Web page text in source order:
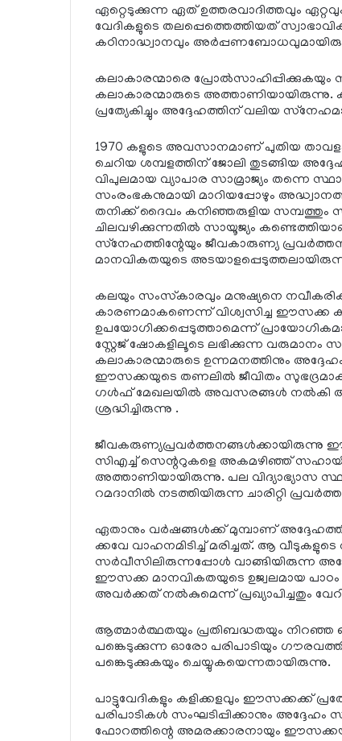
ഏറ്റെടുക്കുന്ന ഏത് ഉത്തരവാദിത്തവും
വേദികളുടെ തലപ്പെത്തെത്തിയത്
കഠിനാദ്ധ്വാനവും
കലാകാരന്മാരെ പ്രോല്‍സാഹിപ്പിക്കുകയും
കലാകാരന്മാരുടെ അത്താണിയായിരുന്നു.
പ്രത്യേകിച്ചും അദ്ദേഹത്തിന് വലിയ
1970 കളുടെ അവസാനമാണ് പുതിയ
ചെറിയ ശമ്പളത്തിന് ജോലി തുടങ്ങിയ
വിപുലമായ വ്യാപാര സാമ്രാജ്യം തന്നെ
സംരംഭകനുമായി മാറിയപ്പോഴും
തനിക്ക് ദൈവം കനിഞ്ഞരുളിയ സമ്പത്തും
ചിലവഴിക്കുന്നതില്‍ സായൂജ്യം
സ്‌നേഹത്തിന്റേയും ജീവകാരുണ്യ
മാനവികതയുടെ
കലയും സംസ്‌കാരവും മനുഷ്യനെ
കാരണമാകണെന്ന് വിശ്വസിച്ച ഈസക്ക
ഉപയോഗിക്കപ്പെടുത്താമെന്ന്
സ്റ്റേജ് ഷോകളിലൂടെ ലഭിക്കുന്ന
കലാകാരന്മാരുടെ ഉന്നമനത്തിനും
ഈസക്കയുടെ തണലില്‍ ജീവിതം
ഗള്‍ഫ് മേഖലയില്‍ അവസരങ്ങള്‍ നല്‍കി
ശ്രദ്ധിച്ചിരുന്നു .
ജീവകരുണ്യപ്രവര്‍ത്തനങ്ങള്‍ക്കായിരുന്നു
സിഎച്ച് സെന്ററുകളെ അകമഴിഞ്ഞ്
അത്താണിയായിരുന്നു. പല വിദ്യാഭ്യാസ
റമദാനില്‍ നടത്തിയിരുന്ന ചാരിറ്റി
ഏതാനും വര്‍ഷങ്ങള്‍ക്ക് മുമ്പാണ്
ക്കവേ വാഹനമിടിച്ച് മരിച്ചത്. ആ
സര്‍വീസിലിരുന്നപ്പോള്‍ വാങ്ങിയിരുന്ന
ഈസക്ക മാനവികതയുടെ ഉജ്വലമായ പാഠം
അവര്‍ക്കത് നല്‍കുമെന്ന് പ്രഖ്യാപിച്ചതും
ആത്മാര്‍ത്ഥതയും പ്രതിബദ്ധതയും നിറഞ്ഞ
പങ്കെടുക്കുന്ന ഓരോ പരിപാടിയും
പങ്കെടുക്കുകയും ചെയ്യുകയെന്നതായിരുന്നു.
പാട്ടുവേദികളും കളിക്കളവും ഈസക്കക്ക്
പരിപാടികള്‍ സംഘടിപ്പിക്കാനും
ഫോറത്തിന്റെ അമരക്കാരനായും